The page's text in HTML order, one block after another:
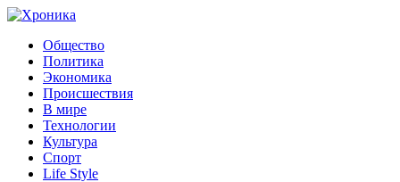
Общество
Политика
Экономика
Происшествия
В мире
Технологии
Культура
Спорт
Life Style